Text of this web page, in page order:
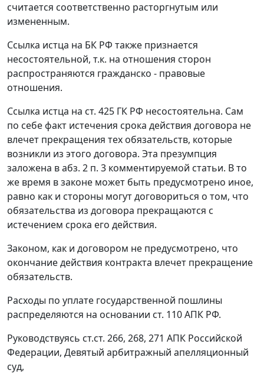
считается соответственно расторгнутым или
измененным.
Ссылка истца на БК РФ также признается
несостоятельной, т.к. на отношения сторон
распространяются гражданско - правовые
отношения.
Ссылка истца на ст. 425 ГК РФ несостоятельна. Сам
по себе факт истечения срока действия договора не
влечет прекращения тех обязательств, которые
возникли из этого договора. Эта презумпция
заложена в абз. 2 п. 3 комментируемой статьи. В то
же время в законе может быть предусмотрено иное,
равно как и стороны могут договориться о том, что
обязательства из договора прекращаются с
истечением срока его действия.
Законом, как и договором не предусмотрено, что
окончание действия контракта влечет прекращение
обязательств.
Расходы по уплате государственной пошлины
распределяются на основании ст. 110АПК РФ.
Руководствуясь ст.ст. 266, 268, 271 АПК Российской
Федерации, Девятый арбитражный апелляционный
суд,